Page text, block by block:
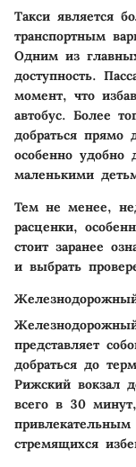
Такси является
транспортным
Одним из
доступность.
момент, что
автобус. Более
добраться прямо
особенно
маленькими
Тем не менее,
расценки,
стоит заранее
и выбрать
представляет
добраться до
Рижский вокзал
всего в 30
стремящихся